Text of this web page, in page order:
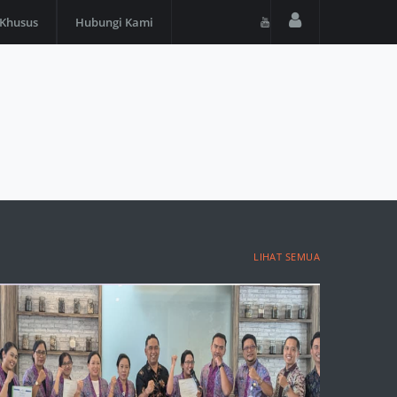
Hubungi Kami
LIHAT SEMUA